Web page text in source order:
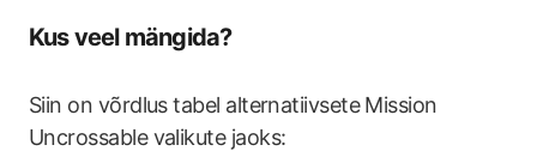
Kus veel mängida?
Siin on võrdlus tabel alternatiivsete Mission
Uncrossable valikute jaoks: